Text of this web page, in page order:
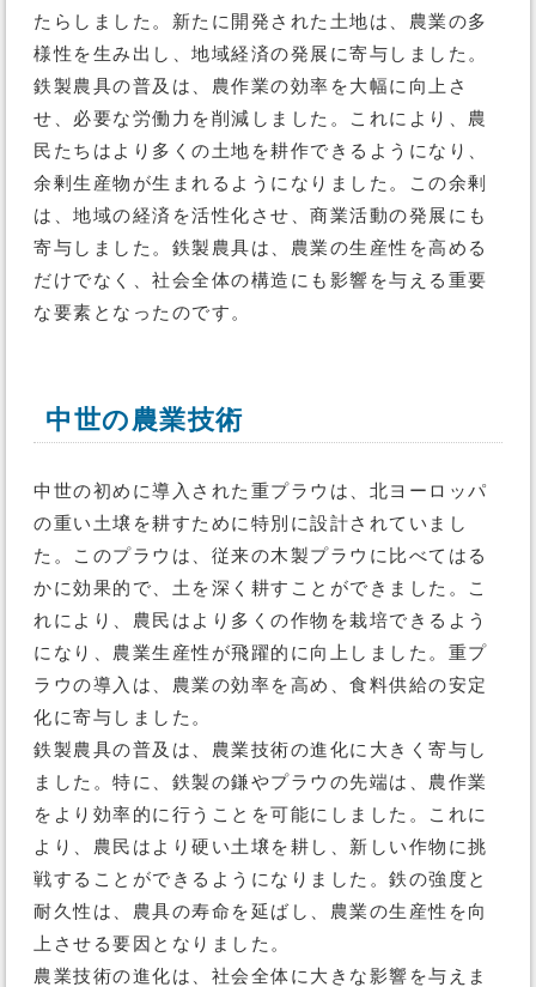
たらしました。新たに開発された土地は、農業の多
様性を生み出し、地域経済の発展に寄与しました。
鉄製農具の普及は、農作業の効率を大幅に向上さ
せ、必要な労働力を削減しました。これにより、農
民たちはより多くの土地を耕作できるようになり、
余剰生産物が生まれるようになりました。この余剰
は、地域の経済を活性化させ、商業活動の発展にも
寄与しました。鉄製農具は、農業の生産性を高める
だけでなく、社会全体の構造にも影響を与える重要
な要素となったのです。
中世の農業技術
中世の初めに導入された重プラウは、北ヨーロッパ
の重い土壌を耕すために特別に設計されていまし
た。このプラウは、従来の木製プラウに比べてはる
かに効果的で、土を深く耕すことができました。こ
れにより、農民はより多くの作物を栽培できるよう
になり、農業生産性が飛躍的に向上しました。重プ
ラウの導入は、農業の効率を高め、食料供給の安定
化に寄与しました。
鉄製農具の普及は、農業技術の進化に大きく寄与し
ました。特に、鉄製の鎌やプラウの先端は、農作業
をより効率的に行うことを可能にしました。これに
より、農民はより硬い土壌を耕し、新しい作物に挑
戦することができるようになりました。鉄の強度と
耐久性は、農具の寿命を延ばし、農業の生産性を向
上させる要因となりました。
農業技術の進化は、社会全体に大きな影響を与えま